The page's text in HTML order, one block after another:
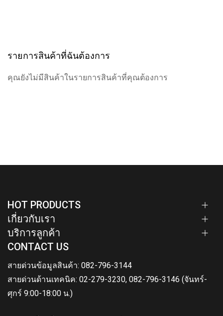
รายการสินค้าที่ฉันต้องการ
คุณยังไม่มีสินค้าในรายการสินค้าที่คุณต้องการ
HOT PRODUCTS
เกี่ยวกับเรา
บริการลูกค้า
CONTACT US
สายด่วนข้อมูลสินค้า: 082-796-3144
สายด่วนด้านเทคนิค: 02-279-3230, 082-796-3146 (จันทร์-
ศุกร์ 9:00-18:00 น.)